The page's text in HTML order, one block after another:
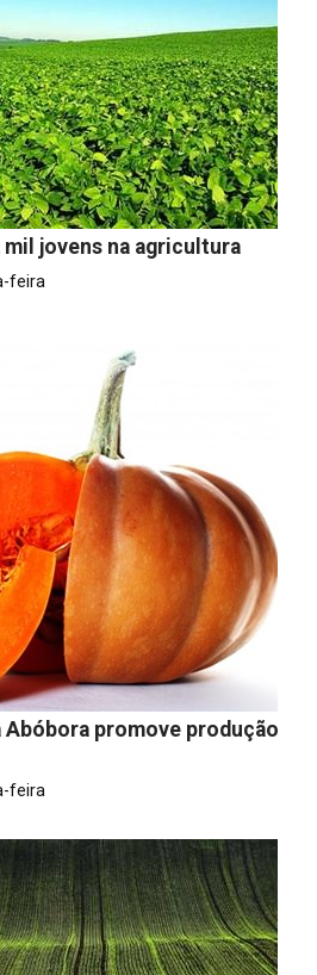
mil jovens na agricultura
feira
Abóbora promove produção
feira